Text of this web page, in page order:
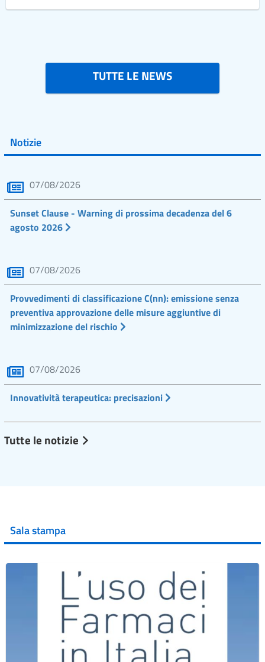
TUTTE LE NEWS
Notizie
07/08/2026
Sunset Clause - Warning di prossima decadenza del 6
agosto 2026
07/08/2026
Provvedimenti di classificazione C(nn): emissione senza
preventiva approvazione delle misure aggiuntive di
minimizzazione del rischio
07/08/2026
Innovatività terapeutica: precisazioni
Tutte le notizie
Sala stampa